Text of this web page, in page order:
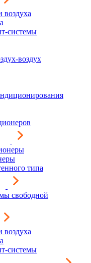
воздуха
системы
воздух
типа
свободной
воздуха
системы